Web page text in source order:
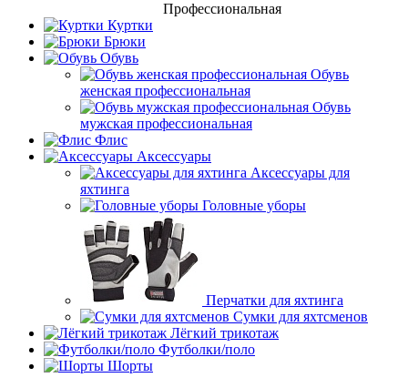
Профессиональная
Куртки
Брюки
Обувь
Обувь
женская профессиональная
Обувь
мужская профессиональная
Флис
Аксессуары
Аксессуары для
яхтинга
Головные уборы
Перчатки для яхтинга
Сумки для яхтсменов
Лёгкий трикотаж
Футболки/поло
Шорты